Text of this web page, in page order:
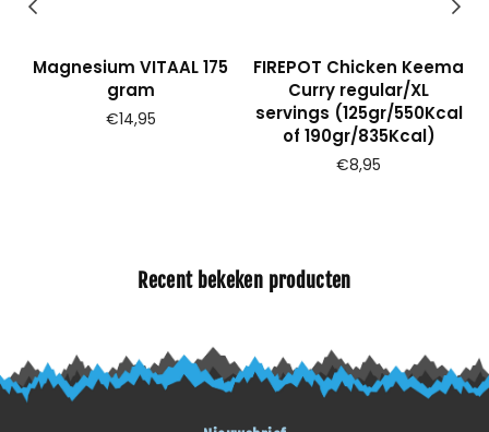
Magnesium VITAAL 175
gram
Prijs
€14,95
FIREPOT Chicken Keema
Curry regular/XL
servings (125gr/550Kcal
of 190gr/835Kcal)
€8,95
Recent bekeken producten